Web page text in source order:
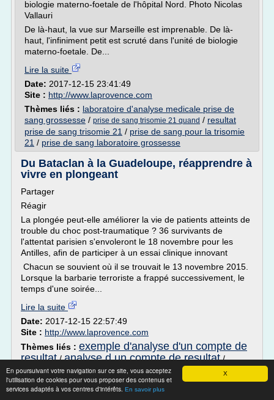
X
En poursuivant votre navigation sur ce site, vous acceptez
l'utilisation de cookies pour vous proposer des contenus et
services adaptés à vos centres d'intérêts. En savoir plus
biologie materno-foetale de l'hôpital Nord. Photo Nicolas
Vallauri
De là-haut, la vue sur Marseille est imprenable. De là-
haut, l'infiniment petit est scruté dans l'unité de biologie
materno-foetale. De...
Lire la suite
Date: 2017-12-15 23:41:49
Site : http://www.laprovence.com
Thèmes liés : laboratoire d'analyse medicale prise de
sang grossesse / prise de sang trisomie 21 quand / resultat
prise de sang trisomie 21 / prise de sang pour la trisomie
21 / prise de sang laboratoire grossesse
Du Bataclan à la Guadeloupe, réapprendre à
vivre en plongeant
Partager
Réagir
La plongée peut-elle améliorer la vie de patients atteints de
trouble du choc post-traumatique ? 36 survivants de
l'attentat parisien s'envoleront le 18 novembre pour les
Antilles, afin de participer à un essai clinique innovant
Chacun se souvient où il se trouvait le 13 novembre 2015.
Lorsque la barbarie terroriste a frappé successivement, le
temps d'une soirée...
Lire la suite
Date: 2017-12-15 22:57:49
Site : http://www.laprovence.com
Thèmes liés : exemple d'analyse d'un compte de
resultat/analyse d un compte de resultat/
laboratoire d'analyse medicale paris 11e/resultats laboratoire
d'analyses medicales/laboratoire d'analyse medical
marseille